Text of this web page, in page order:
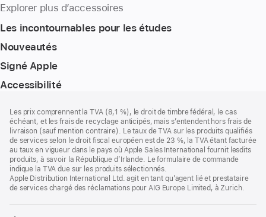
Explorer plus d’accessoires
Les incontournables pour les études
Nouveautés
Signé Apple
Accessibilité
de
page
de
bas
de
page
Les prix comprennent la TVA (8,1 %), le droit de timbre fédéral, le cas
échéant, et les frais de recyclage anticipés, mais s’entendent hors frais de
livraison (sauf mention contraire). Le taux de TVA sur les produits qualifiés
de services selon le droit fiscal européen est de 23 %, la TVA étant facturée
au taux en vigueur dans le pays où Apple Sales International fournit lesdits
produits, à savoir la République d’Irlande. Le formulaire de commande
indique la TVA due sur les produits sélectionnés.
Apple Distribution International Ltd. agit en tant qu’agent lié et prestataire
de services chargé des réclamations pour AIG Europe Limited, à Zurich.